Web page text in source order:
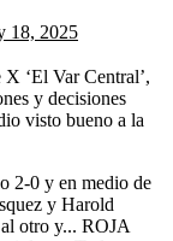
18, 2025
X ‘El Var Central’,
y decisiones
visto bueno a la
2-0 y en medio de
y Harold
otro y... ROJA